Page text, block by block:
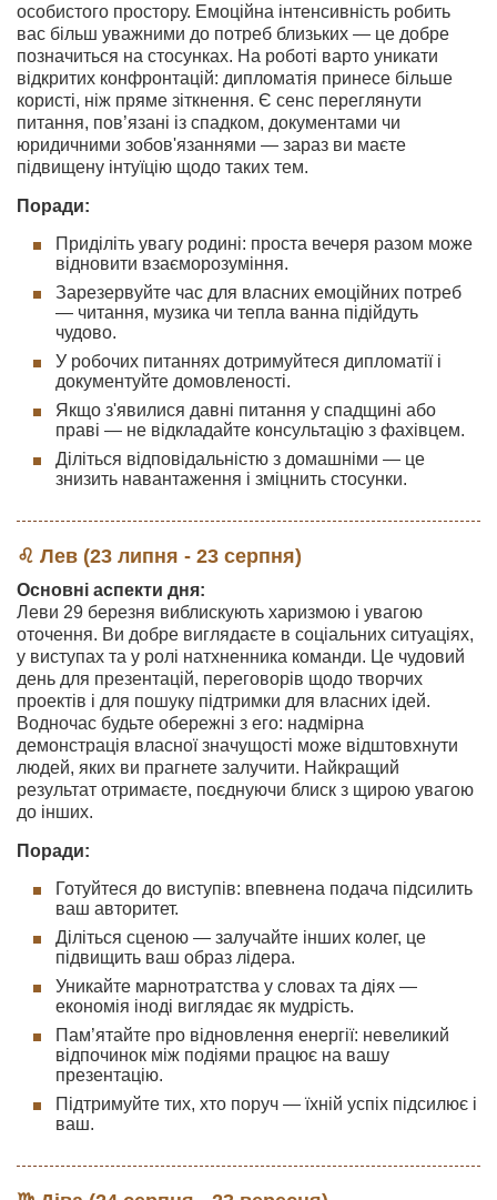
особистого простору. Емоційна інтенсивність робить
вас більш уважними до потреб близьких — це добре
позначиться на стосунках. На роботі варто уникати
відкритих конфронтацій: дипломатія принесе більше
користі, ніж пряме зіткнення. Є сенс переглянути
питання, пов’язані із спадком, документами чи
юридичними зобов'язаннями — зараз ви маєте
підвищену інтуїцію щодо таких тем.
Поради:
Приділіть увагу родині: проста вечеря разом може
відновити взаєморозуміння.
Зарезервуйте час для власних емоційних потреб
— читання, музика чи тепла ванна підійдуть
чудово.
У робочих питаннях дотримуйтеся дипломатії і
документуйте домовленості.
Якщо з'явилися давні питання у спадщині або
праві — не відкладайте консультацію з фахівцем.
Діліться відповідальністю з домашніми — це
знизить навантаження і зміцнить стосунки.
♌ Лев (23 липня - 23 серпня)
Основні аспекти дня:
Леви 29 березня виблискують харизмою і увагою
оточення. Ви добре виглядаєте в соціальних ситуаціях,
у виступах та у ролі натхненника команди. Це чудовий
день для презентацій, переговорів щодо творчих
проектів і для пошуку підтримки для власних ідей.
Водночас будьте обережні з его: надмірна
демонстрація власної значущості може відштовхнути
людей, яких ви прагнете залучити. Найкращий
результат отримаєте, поєднуючи блиск з щирою увагою
до інших.
Поради:
Готуйтеся до виступів: впевнена подача підсилить
ваш авторитет.
Діліться сценою — залучайте інших колег, це
підвищить ваш образ лідера.
Уникайте марнотратства у словах та діях —
економія іноді виглядає як мудрість.
Пам’ятайте про відновлення енергії: невеликий
відпочинок між подіями працює на вашу
презентацію.
Підтримуйте тих, хто поруч — їхній успіх підсилює і
ваш.